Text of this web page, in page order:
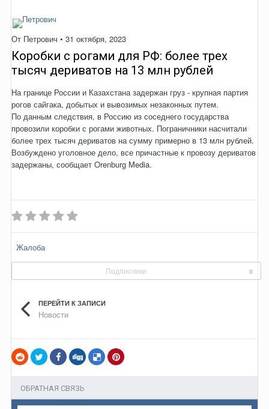
От Петрович • 31 октября, 2023
Коробки с рогами для РФ: более трех
тысяч дериватов на 13 млн рублей
На границе России и Казахстана задержан груз - крупная партия
рогов сайгака, добытых и вывозимых незаконных путем.
По данным следствия, в Россию из соседнего государства
провозили коробки с рогами животных. Пограничники насчитали
более трех тысяч дериватов на сумму примерно в 13 млн рублей.
Возбуждено уголовное дело, все причастные к провозу дериватов
задержаны, сообщает Orenburg Media.
Жалоба
Подписчики 0
ПЕРЕЙТИ К ЗАПИСИ
Новости
ОБРАТНАЯ СВЯЗЬ